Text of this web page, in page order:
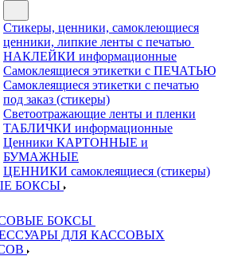
Стикеры, ценники, самоклеющиеся
ценники, липкие ленты с печатью
НАКЛЕЙКИ информационные
Самоклеящиеся этикетки с ПЕЧАТЬЮ
Самоклеящиеся этикетки с печатью
под заказ (стикеры)
Светоотражающие ленты и пленки
ТАБЛИЧКИ информационные
Ценники КАРТОННЫЕ и
БУМАЖНЫЕ
ЦЕННИКИ самоклеящиеся (стикеры)
БОКСЫ
БОКСЫ
ДЛЯ КАССОВЫХ